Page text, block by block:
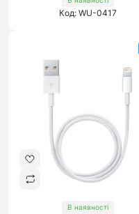
Код: WU-0417
В наявності